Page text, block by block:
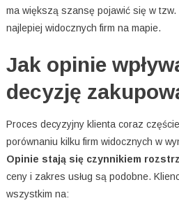
ma większą szansę pojawić się w tzw.
najlepiej widocznych firm na mapie.
Jak opinie
decyzję
Proces decyzyjny klienta coraz
porównaniu kilku firm widocznych w
Opinie stają się czynnikiem
ceny i zakres usług są podobne.
wszystkim na: